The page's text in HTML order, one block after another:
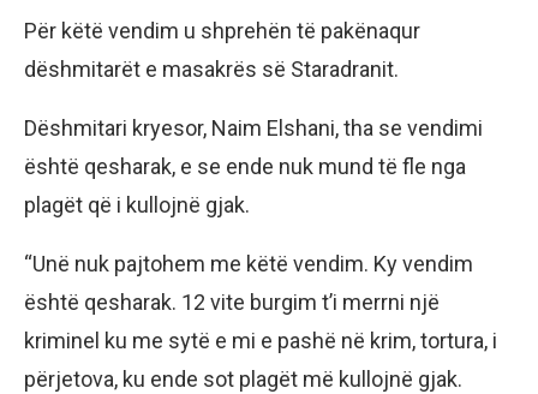
Për këtë vendim u shprehën të pakënaqur
dëshmitarët e masakrës së Staradranit.
Dëshmitari kryesor, Naim Elshani, tha se vendimi
është qesharak, e se ende nuk mund të fle nga
plagët që i kullojnë gjak.
“Unë nuk pajtohem me këtë vendim. Ky vendim
është qesharak. 12 vite burgim t’i merrni një
kriminel ku me sytë e mi e pashë në krim, tortura, i
përjetova, ku ende sot plagët më kullojnë gjak.